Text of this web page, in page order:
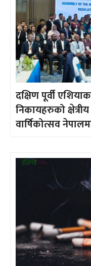
दक्षिण पूर्वी
निकायहरुको
वार्षिकोत्सव